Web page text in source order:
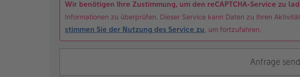
Wir benötigen Ihre Zustimmung, um den reCAPTCHA-Service zu
Informationen zu überprüfen. Dieser Service kann Daten zu Ihren
stimmen Sie der Nutzung des Service zu, um fortzufahren.
Anfrage